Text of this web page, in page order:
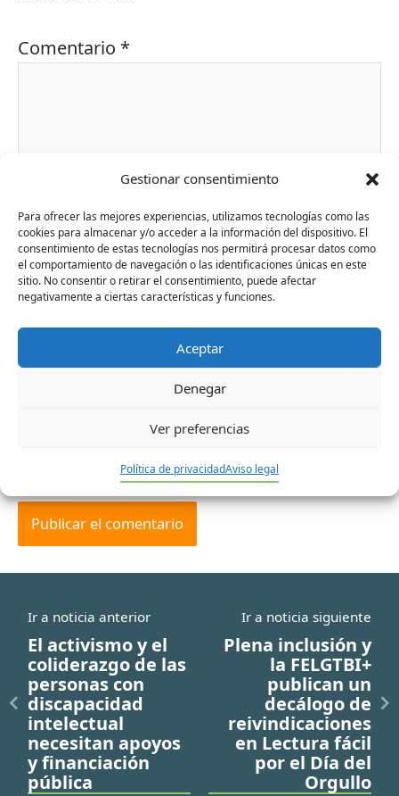
Gestionar consentimiento
Para ofrecer las mejores experiencias, utilizamos tecnologías como las
cookies para almacenar y/o acceder a la información del dispositivo. El
consentimiento de estas tecnologías nos permitirá procesar datos como
el comportamiento de navegación o las identificaciones únicas en este
sitio. No consentir o retirar el consentimiento, puede afectar
negativamente a ciertas características y funciones.
Aceptar
Denegar
Ver preferencias
Política de privacidadAviso legal
Comentario *
Nombre*
Correo
Ir a noticia anterior
El activismo y el
coliderazgo de las
personas con
discapacidad
intelectual
necesitan apoyos
y financiación
pública
Ir a noticia siguiente
Plena inclusión y
la FELGTBI+
publican un
decálogo de
reivindicaciones
en Lectura fácil
por el Día del
Orgullo